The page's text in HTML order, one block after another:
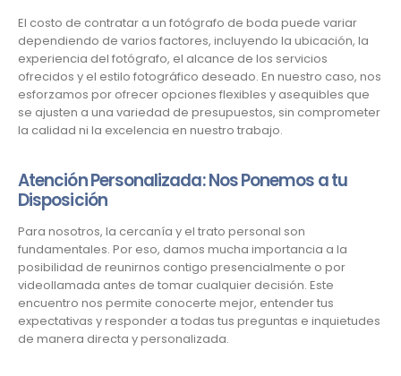
El costo de contratar a un fotógrafo de boda puede variar
dependiendo de varios factores, incluyendo la ubicación, la
experiencia del fotógrafo, el alcance de los servicios
ofrecidos y el estilo fotográfico deseado. En nuestro caso, nos
esforzamos por ofrecer opciones flexibles y asequibles que
se ajusten a una variedad de presupuestos, sin comprometer
la calidad ni la excelencia en nuestro trabajo.
Atención Personalizada: Nos Ponemos a tu
Disposición
Para nosotros, la cercanía y el trato personal son
fundamentales. Por eso, damos mucha importancia a la
posibilidad de reunirnos contigo presencialmente o por
videollamada antes de tomar cualquier decisión. Este
encuentro nos permite conocerte mejor, entender tus
expectativas y responder a todas tus preguntas e inquietudes
de manera directa y personalizada.